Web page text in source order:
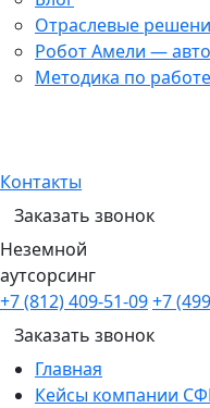
Отраслевые
Робот Амели —
Методика по
Контакты
Заказать звонок
Неземной
аутсорсинг
+7 (812) 409-51-09+7
Заказать звонок
Главная
Кейсы компании